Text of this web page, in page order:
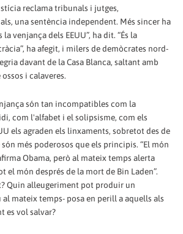
reclama tribunals i jutges,
una sentència independent. Més sincer ha
la venjança dels EEUU”, ha dit. “És la
ha afegit, i milers de demòcrates nord-
davant de la Casa Blanca, saltant amb
i calaveres.
són tan incompatibles com la
com l'alfabet i el solipsisme, com els
els agraden els linxaments, sobretot des de
més poderosos que els principis. “El món
Obama, però al mateix temps alerta
el món després de la mort de Bin Laden”.
Quin alleugeriment pot produir un
al mateix temps- posa en perill a aquells als
es vol salvar?